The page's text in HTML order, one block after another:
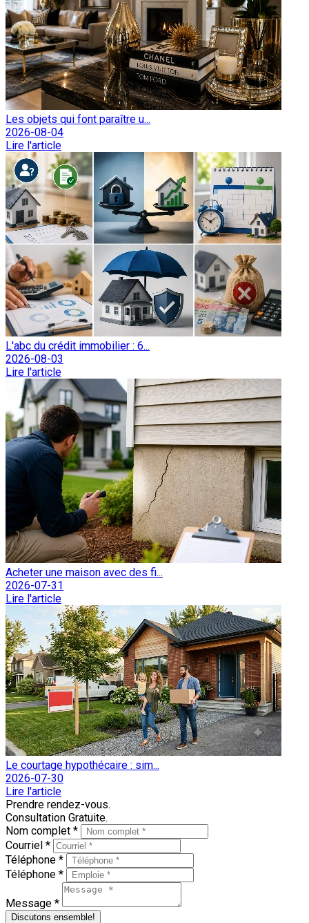
Les objets qui font paraître u...
2026-08-04
Lire l'article
L'abc du crédit immobilier : 6...
2026-08-03
Lire l'article
Acheter une maison avec des fi...
2026-07-31
Lire l'article
Le courtage hypothécaire : sim...
2026-07-30
Lire l'article
Prendre rendez-vous.
Consultation Gratuite.
Nom complet *
Courriel *
Téléphone *
Téléphone *
Message *
Discutons ensemble!